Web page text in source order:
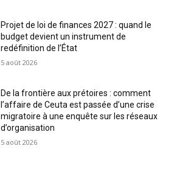
Projet de loi de finances 2027 : quand le
budget devient un instrument de
redéfinition de l’État
5 août 2026
De la frontière aux prétoires : comment
l’affaire de Ceuta est passée d’une crise
migratoire à une enquête sur les réseaux
d’organisation
5 août 2026